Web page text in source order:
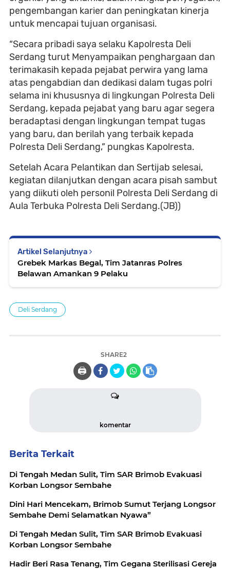
pengembangan karier dan peningkatan kinerja
untuk mencapai tujuan organisasi.
“Secara pribadi saya selaku Kapolresta Deli
Serdang turut Menyampaikan penghargaan dan
terimakasih kepada pejabat perwira yang lama
atas pengabdian dan dedikasi dalam tugas polri
selama ini khususnya di lingkungan Polresta Deli
Serdang, kepada pejabat yang baru agar segera
beradaptasi dengan lingkungan tempat tugas
yang baru, dan berilah yang terbaik kepada
Polresta Deli Serdang,” pungkas Kapolresta.
Setelah Acara Pelantikan dan Sertijab selesai,
kegiatan dilanjutkan dengan acara pisah sambut
yang diikuti oleh personil Polresta Deli Serdang di
Aula Terbuka Polresta Deli Serdang.(JB))
Artikel Selanjutnya
Grebek Markas Begal, Tim Jatanras Polres
Belawan Amankan 9 Pelaku
Deli Serdang
SHARE2
🖨️
komentar
Berita Terkait
Di Tengah Medan Sulit, Tim SAR Brimob Evakuasi
Korban Longsor Sembahe
Dini Hari Mencekam, Brimob Sumut Terjang Longsor
Sembahe Demi Selamatkan Nyawa”
Di Tengah Medan Sulit, Tim SAR Brimob Evakuasi
Korban Longsor Sembahe
Hadir Beri Rasa Tenang, Tim Gegana Sterilisasi Gereja